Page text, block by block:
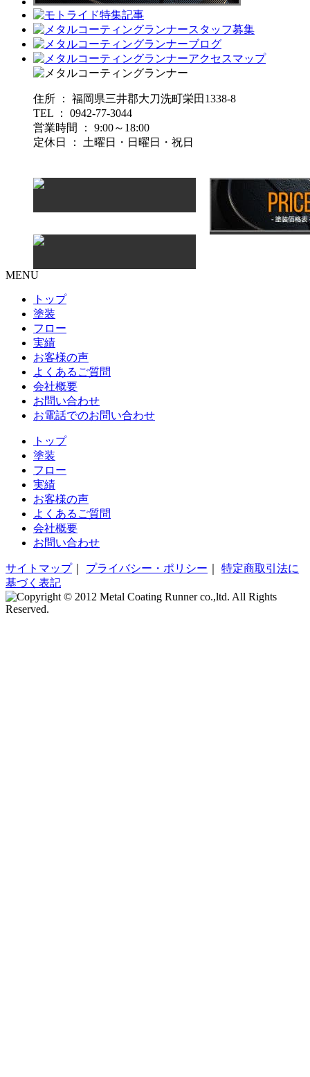
住所 ： 福岡県三井郡大刀洗町栄田1338-8
TEL ： 0942-77-3044
営業時間 ： 9:00～18:00
定休日 ： 土曜日・日曜日・祝日
MENU
トップ
塗装
フロー
実績
お客様の声
よくあるご質問
会社概要
お問い合わせ
お電話でのお問い合わせ
トップ
塗装
フロー
実績
お客様の声
よくあるご質問
会社概要
お問い合わせ
サイトマップ｜ プライバシー・ポリシー
特定商取引法に
基づく表記